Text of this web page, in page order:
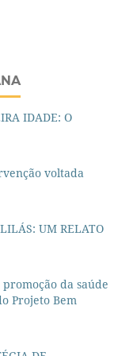
IDADE: O
voltada
UM RELATO
da saúde
Projeto Bem